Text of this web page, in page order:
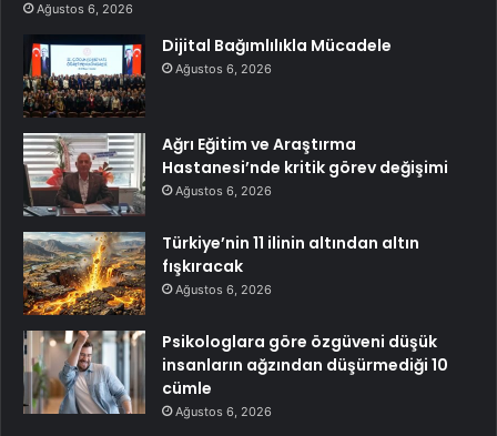
Ağustos 6, 2026
Dijital Bağımlılıkla Mücadele
Ağustos 6, 2026
Ağrı Eğitim ve Araştırma
Hastanesi’nde kritik görev değişimi
Ağustos 6, 2026
Türkiye’nin 11 ilinin altından altın
fışkıracak
Ağustos 6, 2026
Psikologlara göre özgüveni düşük
insanların ağzından düşürmediği 10
cümle
Ağustos 6, 2026